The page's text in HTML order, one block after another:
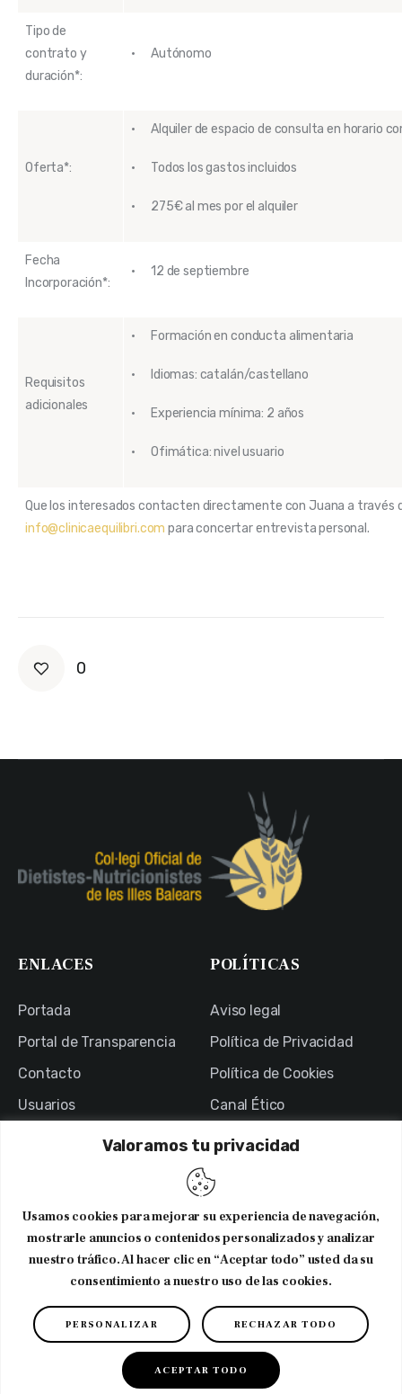
Valoramos tu privacidad
Usamos cookies para mejorar su experiencia de navegación,
mostrarle anuncios o contenidos personalizados y analizar
nuestro tráfico. Al hacer clic en “Aceptar todo” usted da su
consentimiento a nuestro uso de las cookies.
PERSONALIZAR RECHAZAR TODO
ACEPTAR TODO
Tipo de
contrato y
duración*:
· Autónomo
Oferta*:
· Alquiler de espacio de consulta en horario
· Todos los gastos incluidos
· 275€ al mes por el alquiler
Fecha
Incorporación*:
· 12 de septiembre
Requisitos
adicionales
· Formación en conducta alimentaria
· Idiomas: catalán/castellano
· Experiencia mínima: 2 años
· Ofimática: nivel usuario
Que los interesados contacten directamente con Juana a través
info@clinicaequilibri.com para concertar entrevista personal.
0
ENLACES
Portada
Portal de Transparencia
Contacto
Usuarios
POLÍTICAS
Aviso legal
Política de Privacidad
Política de Cookies
Canal Ético
Suscribirme al newsletter
Copyright © 2026. CODNIB. Colegio Oficial de Dietistas-
Nutricionistas de Illes Balears